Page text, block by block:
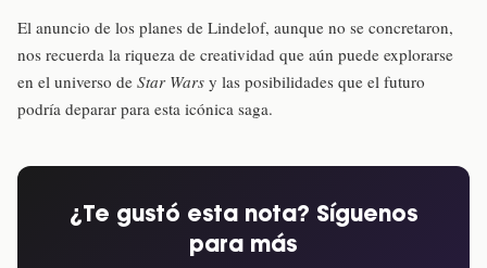
El anuncio de los planes de Lindelof, aunque no se concretaron,
nos recuerda la riqueza de creatividad que aún puede explorarse
en el universo de Star Wars y las posibilidades que el futuro
podría deparar para esta icónica saga.
¿Te gustó esta nota? Síguenos
para más